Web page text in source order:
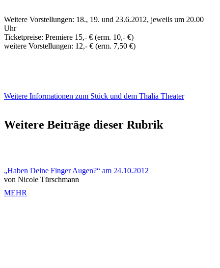
Weitere Vorstellungen: 18., 19. und 23.6.2012, jeweils um 20.00
Uhr
Ticketpreise: Premiere 15,- € (erm. 10,- €)
weitere Vorstellungen: 12,- € (erm. 7,50 €)
Weitere Informationen zum Stück und dem Thalia Theater
Weitere Beiträge dieser Rubrik
„Haben Deine Finger Augen?“ am 24.10.2012
von Nicole Türschmann
MEHR